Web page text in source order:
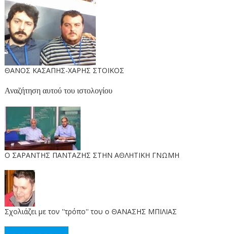
ΘΑΝΟΣ ΚΑΣΑΠΗΣ-ΧΑΡΗΣ ΣΤΟΙΚΟΣ
Αναζήτηση αυτού του ιστολογίου
O ΣΑΡΑΝΤΗΣ ΠΑΝΤΑΖΗΣ ΣΤΗΝ ΑΘΛΗΤΙΚΗ ΓΝΩΜΗ
Σχολιάζει με τον ''τρόπο'' του ο ΘΑΝΑΣΗΣ ΜΠΙΛΙΑΣ